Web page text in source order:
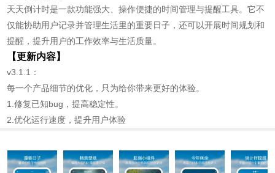
天天倒计时是一款功能强大、操作便捷的时间管理与提醒工具。它不
仅能协助用户记录并管理生活里的重要日子，还可以开展时间规划和
提醒，提升用户的工作效率与生活质量。
【更新内容】
v3.1.1：
每一个产品细节的优化，只为给你带来更好的体验。
1.修复已知bug，提高稳定性。
2.优化运行速度，提升用户体验